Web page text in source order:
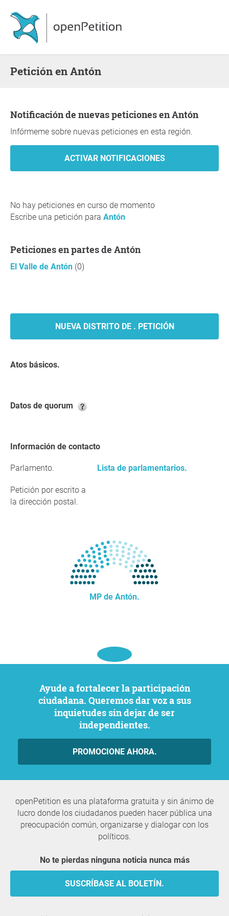
Petición en Antón
Notificación de nuevas peticiones en Antón
Infórmeme sobre nuevas peticiones en esta región.
No hay peticiones en curso de momento
Escribe una petición para Antón
Peticiones en partes de Antón
El Valle de Antón (0)
NUEVA DISTRITO DE . PETICIÓN
Atos básicos.
Datos de quorum
Información de contacto
Parlamento. Lista de parlamentarios.
Petición por escrito a
la dirección postal.
MP de Antón.
Ayude a fortalecer la participación
ciudadana. Queremos dar voz a sus
inquietudes sin dejar de ser
independientes.
PROMOCIONE AHORA.
openPetition es una plataforma gratuita y sin ánimo de
lucro donde los ciudadanos pueden hacer pública una
preocupación común, organizarse y dialogar con los
políticos.
No te pierdas ninguna noticia nunca más
SUSCRÍBASE AL BOLETÍN.